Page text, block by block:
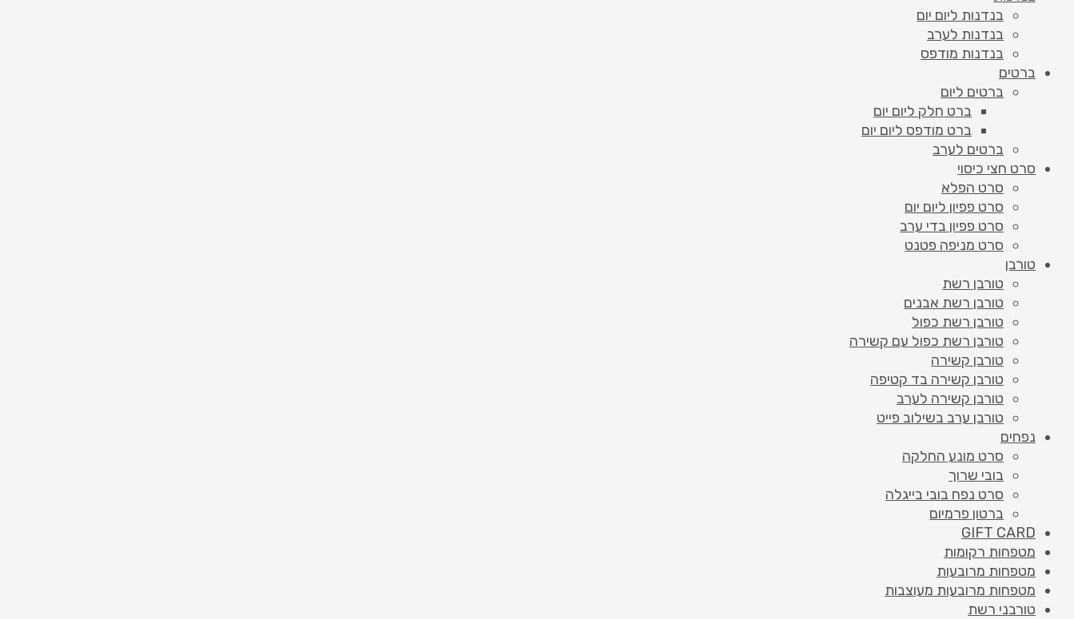
בנדנות ליום יום
בנדנות לערב
בנדנות מודפס
ברטים
ברטים ליום
ברט חלק ליום יום
ברט מודפס ליום יום
ברטים לערב
סרט חצי כיסוי
סרט הפלא
סרט פפיון ליום יום
סרט פפיון בדי ערב
סרט מניפה פטנט
טורבן
טורבן רשת
טורבן רשת אבנים
טורבן רשת כפול
טורבן רשת כפול עם קשירה
טורבן קשירה
טורבן קשירה בד קטיפה
טורבן קשירה לערב
טורבן ערב בשילוב פייט
נפחים
סרט מונע החלקה
בובי שרוך
סרט נפח בובי בייגלה
ברטון פרמיום
GIFT CARD
מטפחות רקומות
מטפחות מרובעות
מטפחות מרובעות מעוצבות
טורבני רשת